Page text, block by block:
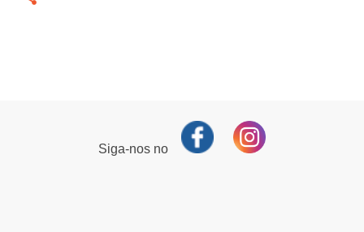
Siga-nos no